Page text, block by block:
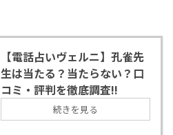
【電話占いヴェルニ】孔雀先
生は当たる？当たらない？口
コミ・評判を徹底調査!!
続きを見る